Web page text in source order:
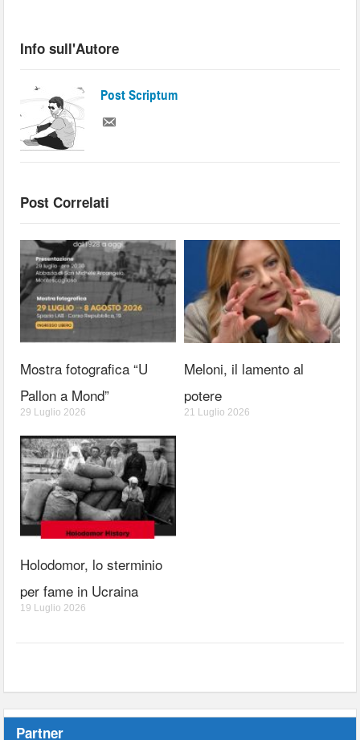
Info sull'Autore
Post Scriptum
Post Correlati
Mostra fotografica “U
Pallon a Mond”
29 Luglio 2026
Meloni, il lamento al
potere
21 Luglio 2026
Holodomor, lo sterminio
per fame in Ucraina
19 Luglio 2026
Partner